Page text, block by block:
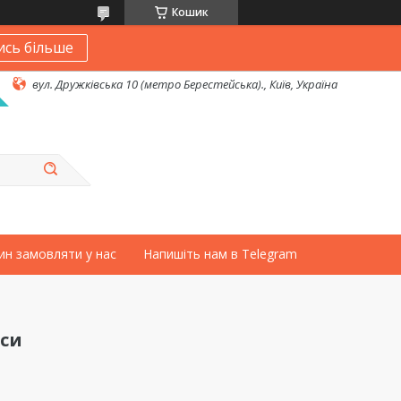
Кошик
більше
вул. Дружківська 10 (метро Берестейська)., Київ, Україна
замовляти у нас Напишіть нам в Telegram